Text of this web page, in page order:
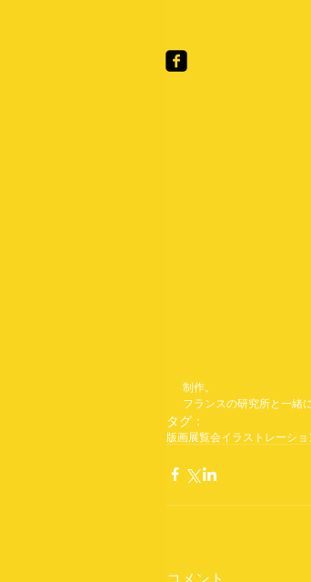
制作。
フランスの研究所と一緒
タグ：
版画展覧会イラストレーショ